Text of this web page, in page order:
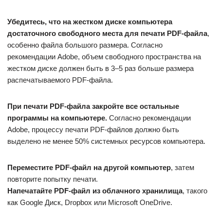
Убедитесь, что на жестком диске компьютера
достаточного свободного места для печати PDF-файла,
особенно файла большого размера. Согласно
рекомендации Adobe, объем свободного пространства на
жестком диске должен быть в 3–5 раз больше размера
распечатываемого PDF-файла.
При печати PDF-файла закройте все остальные
программы на компьютере. Согласно рекомендации
Adobe, процессу печати PDF-файлов должно быть
выделено не менее 50% системных ресурсов компьютера.
Переместите PDF-файл на другой компьютер, затем
повторите попытку печати.
Напечатайте PDF-файл из облачного хранилища, такого
как Google Диск, Dropbox или Microsoft OneDrive.